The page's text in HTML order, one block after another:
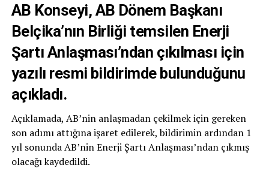
AB Konseyi, AB Dönem Başkanı
Belçika’nın Birliği temsilen Enerji
Şartı Anlaşması’ndan çıkılması için
yazılı resmi bildirimde bulunduğunu
açıkladı.
Açıklamada, AB’nin anlaşmadan çekilmek için gereken
son adımı attığına işaret edilerek, bildirimin ardından 1
yıl sonunda AB’nin Enerji Şartı Anlaşması’ndan çıkmış
olacağı kaydedildi.